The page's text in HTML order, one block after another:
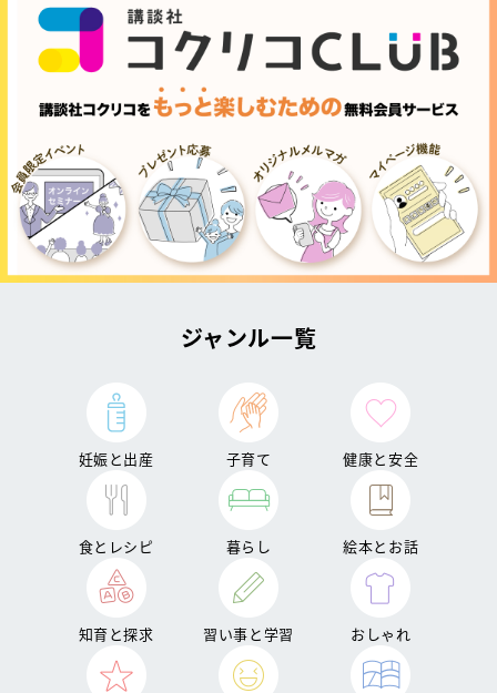
ジャンル一覧
妊娠と出産 子育て 健康と安全
食とレシピ 暮らし 絵本とお話
知育と探求 習い事と学習 おしゃれ